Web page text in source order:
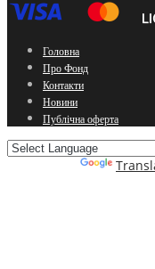
Головна
Про Фонд
Контакти
Новини
Публічна оферта